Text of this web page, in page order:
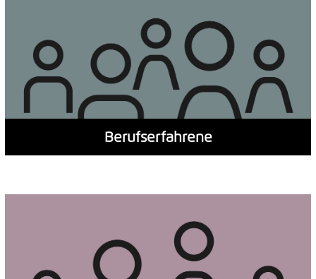
Berufserfahrene